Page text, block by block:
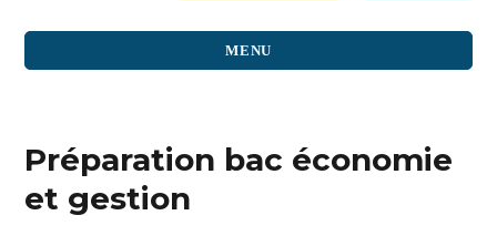
MENU
Préparation bac économie
et gestion